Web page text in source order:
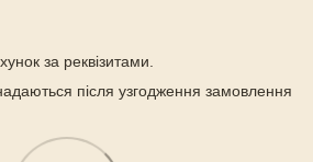
за реквізитами.
після узгодження замовлення